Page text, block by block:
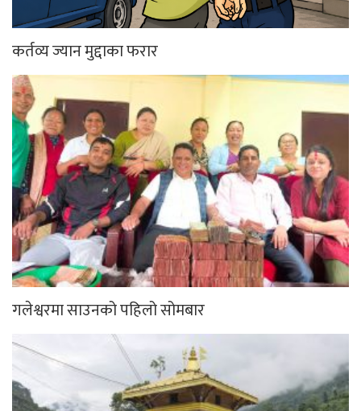
कर्तव्य ज्यान मुद्दाका फरार
गलेश्वरमा साउनको पहिलो सोमबार